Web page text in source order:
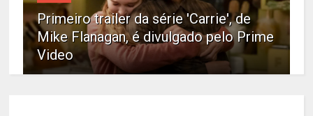
Primeiro trailer da série 'Carrie', de
Mike Flanagan, é divulgado pelo Prime
Video